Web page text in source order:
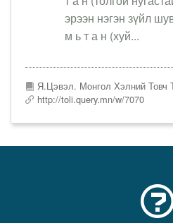
эрээн нэгэн зүйл
м ь т а н (хуй...
Я.Цэвэл. Монгол Хэлний Товч
http://toli.query.mn/w/7070